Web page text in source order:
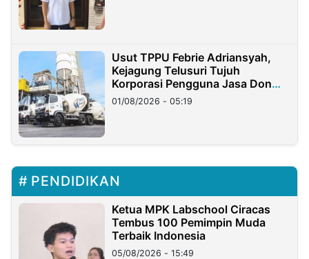
Usut TPPU Febrie Adriansyah,
Kejagung Telusuri Tujuh
Korporasi Pengguna Jasa Don
Ritto
01/08/2026 - 05:19
PENDIDIKAN
Ketua MPK Labschool Ciracas
Tembus 100 Pemimpin Muda
Terbaik Indonesia
05/08/2026 - 15:49